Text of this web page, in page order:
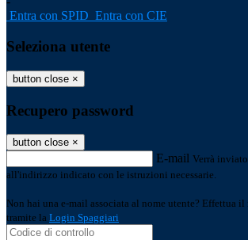
Entra con SPID Entra con CIE
Seleziona utente
button close ×
Recupero password
button close ×
E-mail Verrà
all'indirizzo indicato con le istruzioni necessarie.
Non hai una e-mail associata al nome utente? Effettua il
tramite la Login Spaggiari